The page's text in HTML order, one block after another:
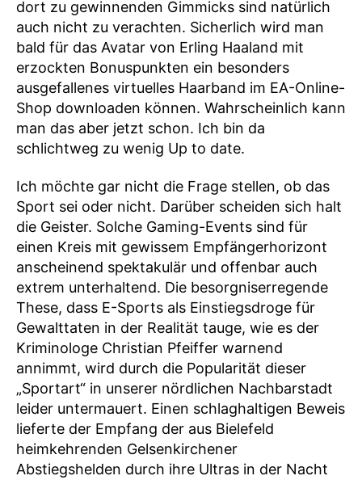
dort zu gewinnenden Gimmicks sind natürlich
auch nicht zu verachten. Sicherlich wird man
bald für das Avatar von Erling Haaland mit
erzockten Bonuspunkten ein besonders
ausgefallenes virtuelles Haarband im EA-Online-
Shop downloaden können. Wahrscheinlich kann
man das aber jetzt schon. Ich bin da
schlichtweg zu wenig Up to date.
Ich möchte gar nicht die Frage stellen, ob das
Sport sei oder nicht. Darüber scheiden sich halt
die Geister. Solche Gaming-Events sind für
einen Kreis mit gewissem Empfängerhorizont
anscheinend spektakulär und offenbar auch
extrem unterhaltend. Die besorgniserregende
These, dass E-Sports als Einstiegsdroge für
Gewalttaten in der Realität tauge, wie es der
Kriminologe Christian Pfeiffer warnend
annimmt, wird durch die Popularität dieser
„Sportart“ in unserer nördlichen Nachbarstadt
leider untermauert. Einen schlaghaltigen Beweis
lieferte der Empfang der aus Bielefeld
heimkehrenden Gelsenkirchener
Abstiegshelden durch ihre Ultras in der Nacht